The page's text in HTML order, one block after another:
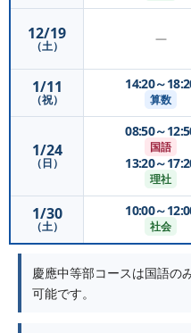
12/19
（土） —
1/11
（祝）
14:20～
算数
1/24
（日）
08:50～
国語
13:20～
理社
1/30
（土）
10:00～
社会
慶應中等部コースは国語の
可能です。